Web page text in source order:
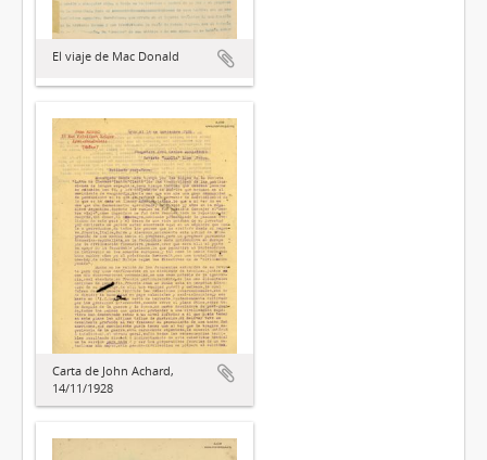
El viaje de Mac Donald
Carta de John Achard,
14/11/1928